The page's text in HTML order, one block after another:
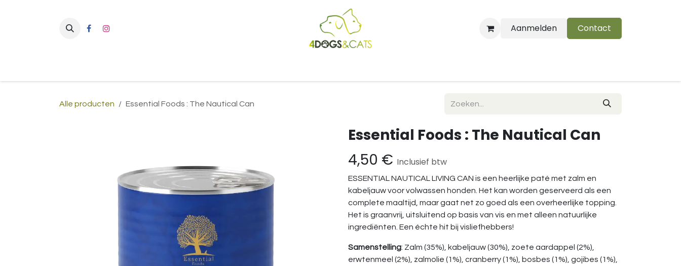
Aanmelden
Contact
Alle producten Essential Foods : The Nautical Can
Essential Foods : The Nautical Can
4,50 € Inclusief btw
ESSENTIAL NAUTICAL LIVING CAN is een heerlijke paté met zalm en
kabeljauw voor volwassen honden. Het kan worden geserveerd als een
complete maaltijd, maar gaat net zo goed als een overheerlijke topping.
Het is graanvrij, uitsluitend op basis van vis en met alleen natuurlijke
ingrediënten. Een échte hit bij visliefhebbers!
Samenstelling: Zalm (35%), kabeljauw (30%), zoete aardappel (2%),
erwtenmeel (2%), zalmolie (1%), cranberry (1%), bosbes (1%), gojibes (1%),